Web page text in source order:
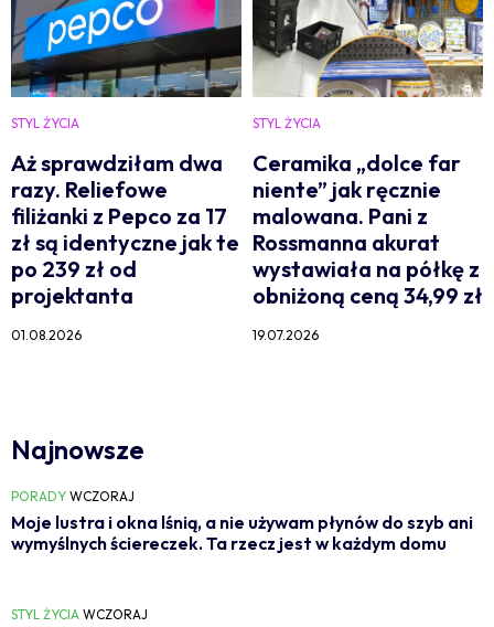
STYL ŻYCIA
Aż sprawdziłam dwa
razy. Reliefowe
filiżanki z Pepco za 17
zł są identyczne jak te
po 239 zł od
projektanta
01.08.2026
STYL ŻYCIA
Ceramika „dolce far
niente” jak ręcznie
malowana. Pani z
Rossmanna akurat
wystawiała na półkę z
obniżoną ceną 34,99 zł
19.07.2026
Najnowsze
PORADY WCZORAJ
Moje lustra i okna lśnią, a nie używam płynów do szyb ani
wymyślnych ściereczek. Ta rzecz jest w każdym domu
STYL ŻYCIA WCZORAJ